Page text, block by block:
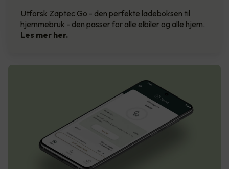
Utforsk Zaptec Go - den perfekte ladeboksen til
hjemmebruk - den passer for alle elbiler og alle hjem.
Les mer her.